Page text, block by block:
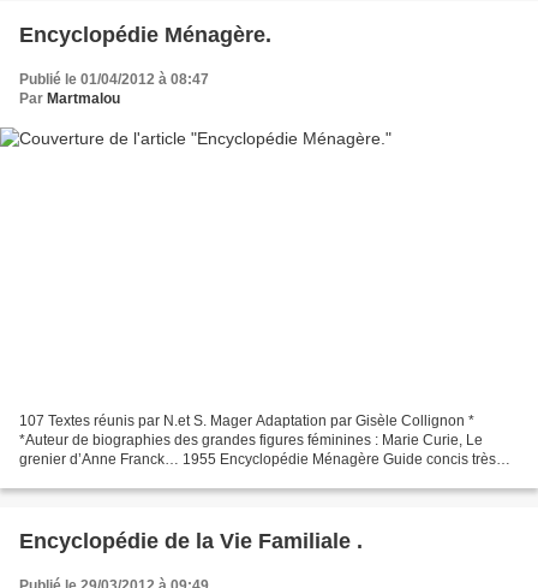
Encyclopédie Ménagère.
Publié le 01/04/2012 à 08:47
Par Martmalou
107 Textes réunis par N.et S. Mager Adaptation par Gisèle Collignon *
*Auteur de biographies des grandes figures féminines : Marie Curie, Le
grenier d’Anne Franck… 1955 Encyclopédie Ménagère Guide concis très
Encyclopédie de la Vie Familiale .